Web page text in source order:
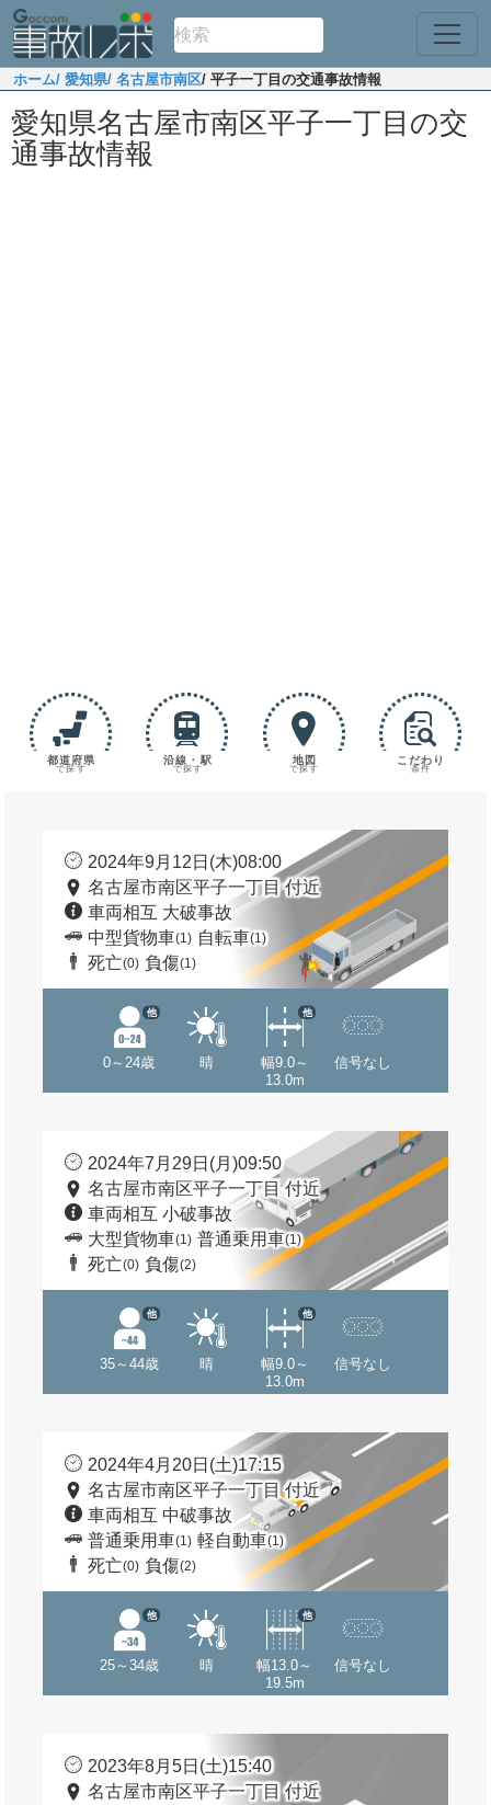
ホーム/ 愛知県/ 名古屋市南区/ 平子一丁目の交通事故情報
愛知県名古屋市南区平子一丁目の交
通事故情報
都道府県
で探す
沿線・駅
で探す
地図
で探す
こだわり
条件
2024年9月12日(木)08:00
名古屋市南区平子一丁目 付近
車両相互 大破事故
中型貨物車(1) 自転車(1)
死亡(0) 負傷(1)
0～24歳
他
晴
幅9.0～
13.0m
他
信号なし
2024年7月29日(月)09:50
名古屋市南区平子一丁目 付近
車両相互 小破事故
大型貨物車(1) 普通乗用車(1)
死亡(0) 負傷(2)
35～44歳
他
晴
幅9.0～
13.0m
他
信号なし
2024年4月20日(土)17:15
名古屋市南区平子一丁目 付近
車両相互 中破事故
普通乗用車(1) 軽自動車(1)
死亡(0) 負傷(2)
25～34歳
他
晴
幅13.0～
19.5m
他
信号なし
2023年8月5日(土)15:40
名古屋市南区平子一丁目 付近